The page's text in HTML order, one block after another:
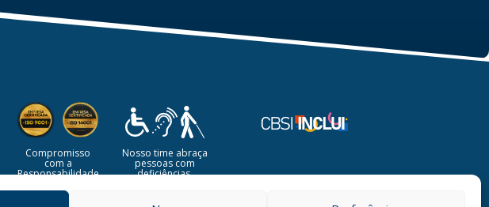
Compromisso
com a
Responsabilidade
Ambiental.
Nosso time abraça
pessoas com
deficiências.